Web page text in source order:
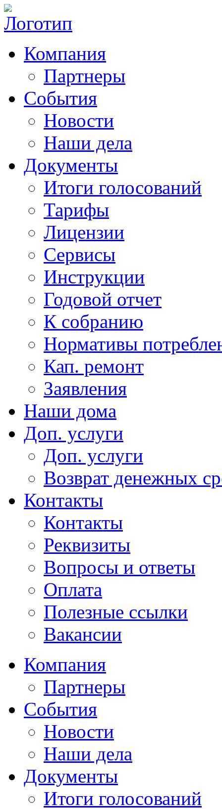
Компания
Партнеры
События
Новости
Наши дела
Документы
Итоги голосований
Тарифы
Лицензии
Сервисы
Инструкции
Годовой отчет
К собранию
Нормативы
Кап. ремонт
Заявления
Наши дома
Доп. услуги
Доп. услуги
Возврат денежных
Контакты
Контакты
Реквизиты
Вопросы и ответы
Оплата
Полезные ссылки
Вакансии
Компания
Партнеры
События
Новости
Наши дела
Документы
Итоги голосований